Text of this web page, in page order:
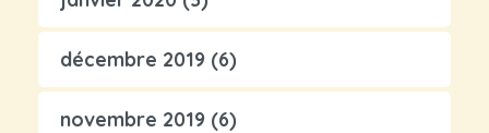
décembre 2019 (6)
novembre 2019 (6)